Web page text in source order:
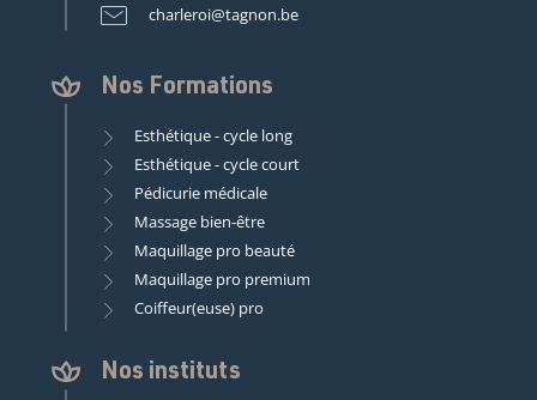
charleroi@tagnon.be
Nos Formations
Esthétique - cycle long
Esthétique - cycle court
Pédicurie médicale
Massage bien-être
Maquillage pro beauté
Maquillage pro premium
Coiffeur(euse) pro
Nos instituts